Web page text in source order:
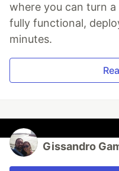
where you can turn
fully functional,
minutes.
Gissandro